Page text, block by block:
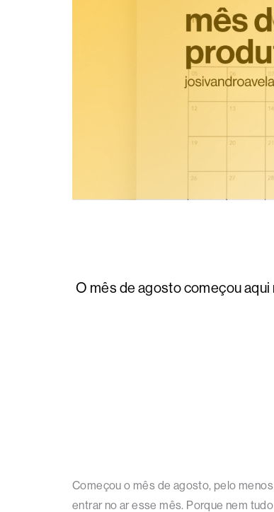
O mês de agosto começou
Começou o mês de agosto, pelo
entrar no ar esse mês. Porque nem